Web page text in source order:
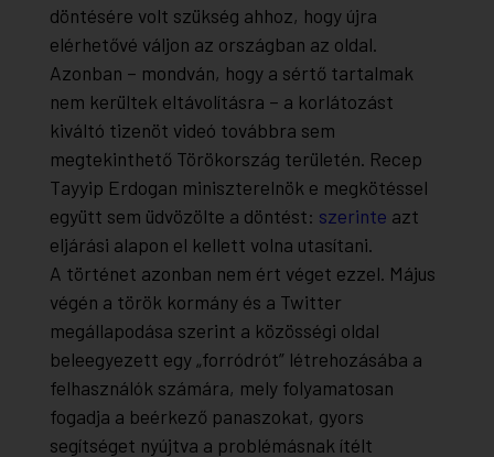
döntésére volt szükség ahhoz, hogy újra
elérhetővé váljon az országban az oldal.
Azonban – mondván, hogy a sértő tartalmak
nem kerültek eltávolításra – a korlátozást
kiváltó tizenöt videó továbbra sem
megtekinthető Törökország területén. Recep
Tayyip Erdogan miniszterelnök e megkötéssel
együtt sem üdvözölte a döntést: szerinte azt
eljárási alapon el kellett volna utasítani.
A történet azonban nem ért véget ezzel. Május
végén a török kormány és a Twitter
megállapodása szerint a közösségi oldal
beleegyezett egy „forródrót” létrehozásába a
felhasználók számára, mely folyamatosan
fogadja a beérkező panaszokat, gyors
segítséget nyújtva a problémásnak ítélt